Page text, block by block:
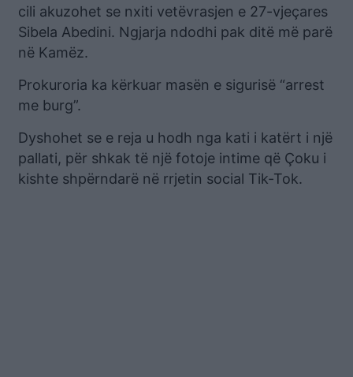
cili akuzohet se nxiti vetëvrasjen e 27-vjeçares
Sibela Abedini. Ngjarja ndodhi pak ditë më parë
në Kamëz.
Prokuroria ka kërkuar masën e sigurisë “arrest
me burg”.
Dyshohet se e reja u hodh nga kati i katërt i një
pallati, për shkak të një fotoje intime që Çoku i
kishte shpërndarë në rrjetin social Tik-Tok.